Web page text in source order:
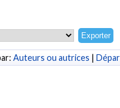
Auteurs ou autrices |